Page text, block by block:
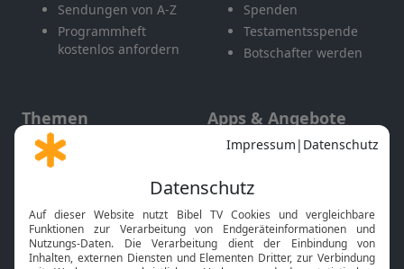
Sendungen von A-Z
Programmheft
kostenlos anfordern
Spenden
Testamentsspende
Botschafter werden
Themen
Gott und Bibel erklärt
Neuigkeiten
Apps & Angebote
Mobile App
Smart TV
HbbTV